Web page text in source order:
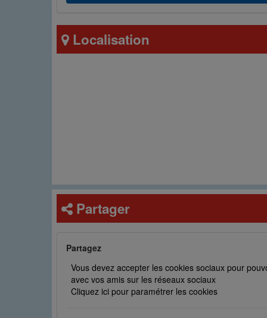
Localisation
Partager
Partagez
Vous devez accepter les cookies sociaux pour
avec vos amis sur les réseaux sociaux
Cliquez ici pour paramétrer les cookies